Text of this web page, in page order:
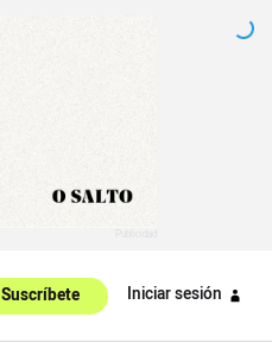
Suscríbete Iniciar sesión